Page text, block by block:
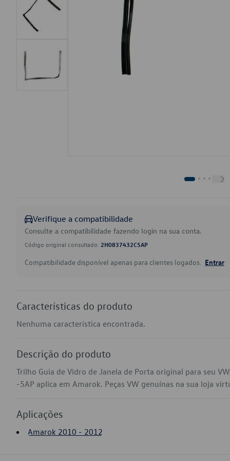
Verifique a compatibilidade
Consulte a compatibilidade fazendo login na sua conta.
Código original consultado: 2H0837432C5AP
Compatibilidade disponível apenas para clientes logados. Entrar
Características do produto
Nenhuma característica encontrada.
Descrição do produto
Trilho Guia de Vidro de Janela de Porta original para seu
-5AP aplica em Amarok. Peças VW genuínas na sua loja
Aplicações
Amarok 2010 - 2012